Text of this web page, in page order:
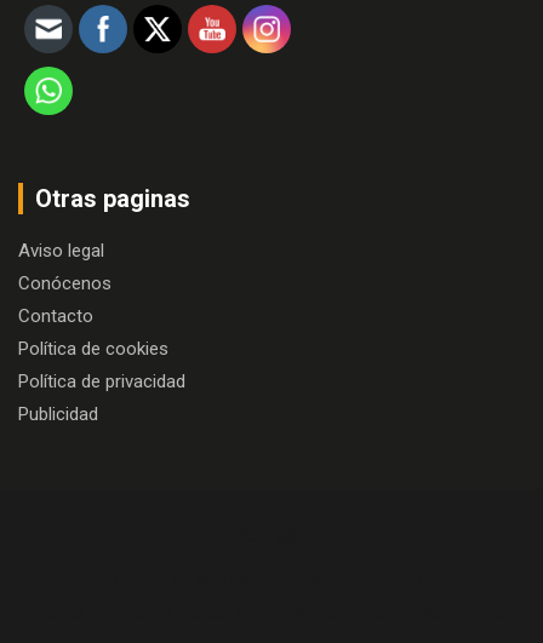
Otras paginas
Aviso legal
Conócenos
Contacto
Política de cookies
Política de privacidad
Publicidad